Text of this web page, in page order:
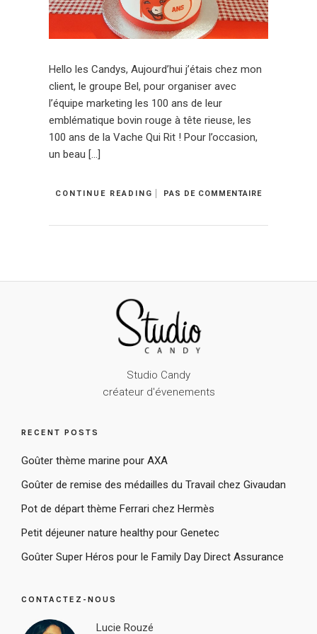
Hello les Candys, Aujourd’hui j’étais chez mon
client, le groupe Bel, pour organiser avec
l’équipe marketing les 100 ans de leur
emblématique bovin rouge à tête rieuse, les
100 ans de la Vache Qui Rit ! Pour l’occasion,
un beau […]
CONTINUE READING PAS DE COMMENTAIRE
Studio Candy
créateur d'évenements
RECENT POSTS
Goûter thème marine pour AXA
Goûter de remise des médailles du Travail chez Givaudan
Pot de départ thème Ferrari chez Hermès
Petit déjeuner nature healthy pour Genetec
Goûter Super Héros pour le Family Day Direct Assurance
CONTACTEZ-NOUS
Lucie Rouzé